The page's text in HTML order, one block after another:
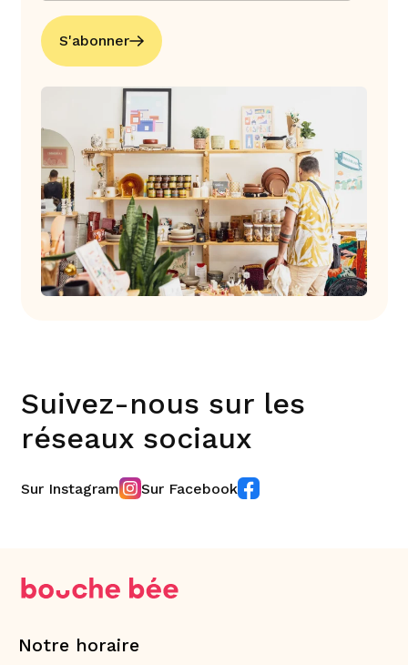
S'abonner
Suivez-nous sur les
réseaux sociaux
Sur Instagram Sur Facebook
Notre horaire